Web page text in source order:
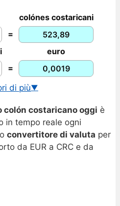
colónes costaricani
=
euro
=
di più▼
in tempo reale
costaricano
colón costaricano oggi è
in tempo reale ogni
convertitore di valuta per
da EUR a CRC e da